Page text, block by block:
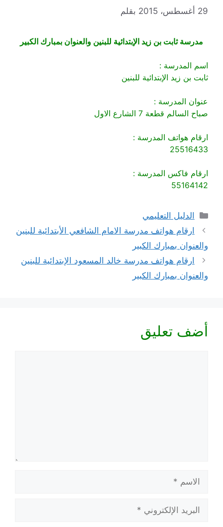
29 أغسطس، 2015 بقلم
مدرسة ثابت بن زيد الإبتدائية للبنين والعنوان بمبارك الكبير
اسم المدرسة :
ثابت بن زيد الإبتدائية للبنين
عنوان المدرسة :
صباح السالم قطعة 7 الشارع الاول
ارقام هواتف المدرسة :
25516433
ارقام فاكس المدرسة :
55164142
التصنيفات
الدليل التعليمي
ارقام هواتف مدرسة الامام الشافعي الأبتدائية للبنين
والعنوان بمبارك الكبير
ارقام هواتف مدرسة خالد المسعود الإبتدائية للبنين
والعنوان بمبارك الكبير
أضف تعليق
الإلكتروني